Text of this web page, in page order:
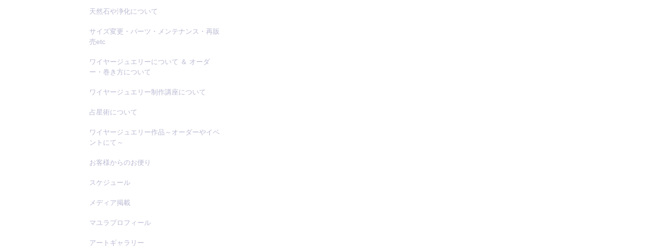
天然石や浄化について
サイズ変更・パーツ・メンテナンス・再販
売etc
ワイヤージュエリーについて ＆ オーダ
ー・巻き方について
ワイヤージュエリー制作講座について
占星術について
ワイヤージュエリー作品～オーダーやイベ
ントにて～
お客様からのお便り
スケジュール
メディア掲載
マユラプロフィール
アートギャラリー